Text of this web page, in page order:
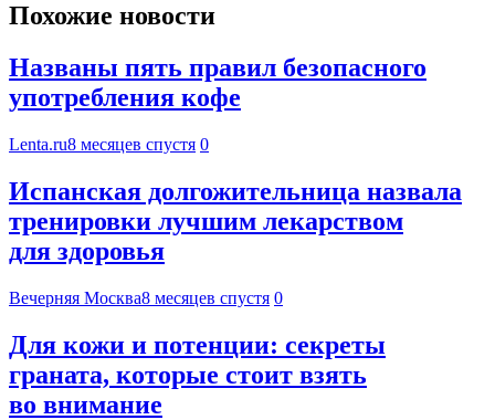
Похожие новости
Названы пять правил безопасного
употребления кофе
Lenta.ru8 месяцев спустя 0
Испанская долгожительница назвала
тренировки лучшим лекарством
для здоровья
Вечерняя Москва8 месяцев спустя 0
Для кожи и потенции: секреты
граната, которые стоит взять
во внимание